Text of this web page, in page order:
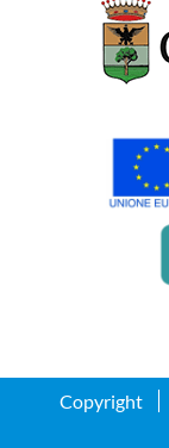
Copyright